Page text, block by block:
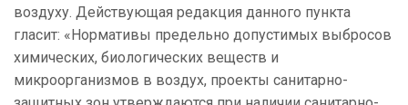
воздуху. Действующая редакция данного пункта
гласит: «Нормативы предельно допустимых выбросов
химических, биологических веществ и
микроорганизмов в воздух, проекты санитарно-